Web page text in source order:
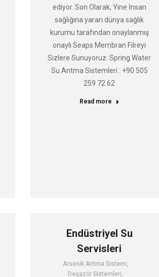
ediyor. Son Olarak, Yine İnsan
sağlığına yararı dünya sağlık
kurumu tarafından onaylanmış
onaylı Seaps Membran Filreyi
Sizlere Sunuyoruz. Spring Water
Su Arıtma Sistemleri : +90 505
259 72 62
Read more
Endüstriyel Su
Servisleri
Arsenik Arıtma Sistemi,
Degazör Sistemleri,